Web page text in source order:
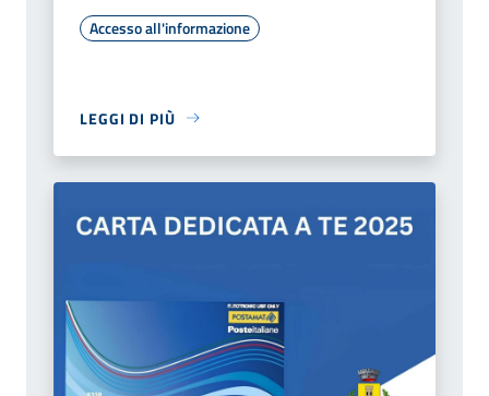
Accesso all'informazione
LEGGI DI PIÙ